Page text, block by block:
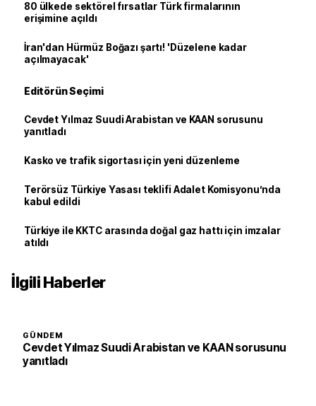
80 ülkede sektörel fırsatlar Türk firmalarının
erişimine açıldı
İran'dan Hürmüz Boğazı şartı! 'Düzelene kadar
açılmayacak'
Editörün Seçimi
Cevdet Yılmaz Suudi Arabistan ve KAAN sorusunu
yanıtladı
Kasko ve trafik sigortası için yeni düzenleme
Terörsüz Türkiye Yasası teklifi Adalet Komisyonu’nda
kabul edildi
Türkiye ile KKTC arasında doğal gaz hattı için imzalar
atıldı
İlgili Haberler
GÜNDEM
Cevdet Yılmaz Suudi Arabistan ve KAAN sorusunu
yanıtladı